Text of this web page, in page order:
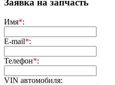
Заявка на запчасть
Имя*:
E-mail*:
Телефон*:
VIN автомобиля: